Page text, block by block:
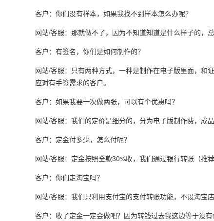
客户：你们没有样本，如果我找不到样本怎么办呢？
网站/客服：那就做不了，因为不知道知道是什么样子的，
客户：有签名，你们是如何制作的？
网站/客服：只有两种方式，一种是制作在电子版里面，和
应对有手签需求的客户。
客户：如果我要一次做两张，可以有个优惠吗？
网站/客服：我们的定价是细分的，分为电子版制作费，成
客户：定金付多少，怎么付呢？
网站/客服：定金按照全款30%收，我们通过银行转账（推
客户：你们走淘宝吗？
网站/客服：我们只利用支付宝的支付转账功能，不设淘宝店
客户：收了定金一定会做吧？因为转钱过去我这边等于没有